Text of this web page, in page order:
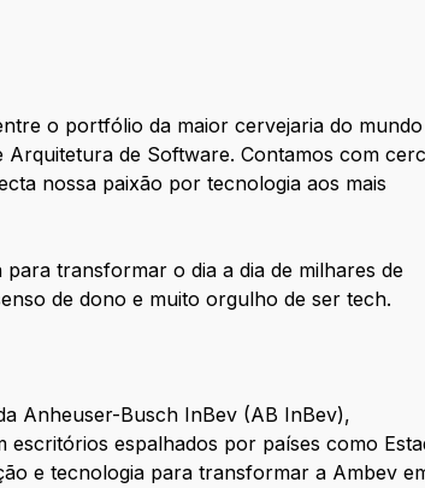
o portfólio da maior cervejaria do
de Software. Contamos com
nossa paixão por tecnologia aos mais
transformar o dia a dia de milhares de
de dono e muito orgulho de ser tech.
Anheuser-Busch InBev (AB InBev),
escritórios espalhados por países como
e tecnologia para transformar a Ambev